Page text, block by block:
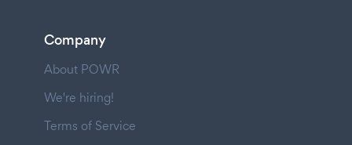
Company
About POWR
We're hiring!
Terms of Service